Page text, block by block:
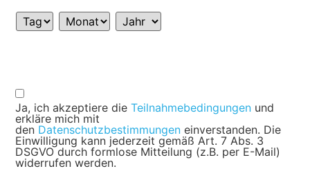
Ja, ich akzeptiere dieTeilnahmebedingungen und
erkläre mich mit
den Datenschutzbestimmungen einverstanden. Die
Einwilligung kann jederzeit gemäß Art. 7 Abs. 3
DSGVO durch formlose Mitteilung (z.B. per E-Mail)
widerrufen werden.